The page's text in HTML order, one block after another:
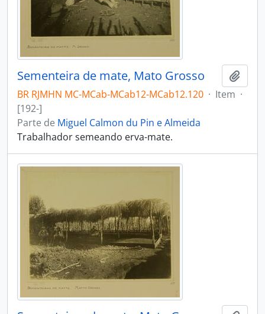
Sementeira de mate, Mato Grosso
BR RJMHN MC-MCab-MCab12-MCab12.120 · Item ·
[192-]
Parte de Miguel Calmon du Pin e Almeida
Trabalhador semeando erva-mate.